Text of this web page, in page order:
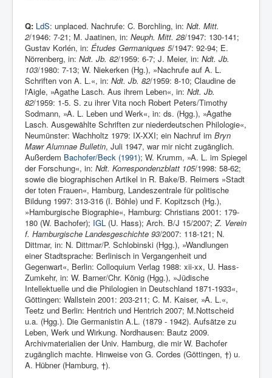
Q: LdS: unplaced. Nachrufe: C. Borchling, in: Ndt. Mitt.
2/1946: 7-21; M. Jaatinen, in: Neuph. Mitt. 28/1947: 130-141;
Gustav Kor­lén, in: Études Germaniques 5/1947: 92-94; E.
Nörrenberg, in: Ndt. Jb. 82/1959: 6-7; J. Meier, in: Ndt. Jb.
103/1980: 7-13; W. Niekerken (Hg.), »Nachrufe auf A. L.
Schriften von A. L.«, in: Ndt. Jb. 82/1959: 8-10; Claudine de
l'Aigle, »Agathe Lasch. Aus ihrem Leben«, in: Ndt. Jb.
82/1959: 1-5. S. zu ihrer Vita noch Ro­bert Peters/Timothy
Sodmann, »A. L. Leben und Werk«, in: ds. (Hgg.), »Agathe
Lasch. Ausgewählte Schriften zur niederdeutschen Philologie«,
Neumünster: Wachholtz 1979: IX-XXI; ein Nachruf im Bryn
Mawr Alumnae Bulletin, Juli 1947, war mir nicht zugänglich.
Außerdem Bachofer/Beck (1991); W. Krumm, »A. L. im Spiegel
der Forschung«, in: Ndt. Korrespondenzblatt 105/1998: 58-62;
sowie die biographischen Artikel in R. Bake/B. Reimers »Stadt
der toten Frauen«, Hamburg, Landeszentrale für politische
Bildung 1997: 313-316 (I. Böhle) und F. Kopitzsch (Hg.),
»Hamburgische Biographie«, Hamburg: Christians 2001: 179-
180 (W. Bachofer); IGL (U. Hass); Arch. B/J 15/2007;Z. Verein
f. Hamburgische Landesgeschichte 93/2007: 118-121; N.
Dittmar, in: N. Dittmar/P. Schlobinski (Hgg.), »Wandlungen
einer Stadtsprache: Berlinisch in Vergangenheit und
Gegenwart«, Berlin: Colloquium Verlag 1988: xii-xx, U. Hass-
Zumkehr, in: W. Barner/Chr. König (Hgg.), »Jüdische
Intellektuelle und die Philologien in Deutschland 1871-1933«,
Göttingen: Wallstein 2001: 203-211; C. M. Kaiser, »A. L.«,
Teetz und Berlin: Hentrich und Hentrich 2007; M.Nottscheid
u.a. (Hgg.). Die Germanistin A.L. (1879 - 1942). Aufsätze zu
Leben, Werk und Wirkung. Nordhausen: Bautz 2009.
Archivmaterialien der Univ. Hamburg, die mir W. Bachofer
zugänglich machte. Hinweise von G. Cordes (Göttingen, †) u.
A. Hübner (Hamburg, †).